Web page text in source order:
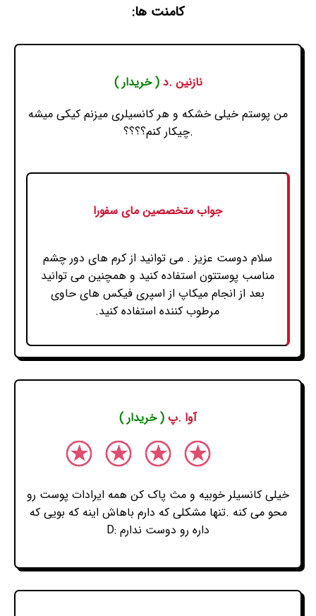
کامنت ها:
نازنین .د( خریدار )
من پوستم خیلی خشکه و هر کانسیلری میزنم کیکی میشه
.چیکار کنم؟؟؟؟
جواب متخصصین مای سفورا
سلام دوست عزیز . می توانید از کرم های دور چشم
مناسب پوستتون استفاده کنید و همچنین می توانید
بعد از انجام میکاپ از اسپری فیکس های حاوی
مرطوب کننده استفاده کنید.
آوا .پ ( خریدار )
خیلی کانسیلر خوبیه و مث پاک کن همه ایرادات پوست رو
محو می کنه .تنها مشکلی که دارم باهاش اینه که بویی که
داره رو دوست ندارم :D